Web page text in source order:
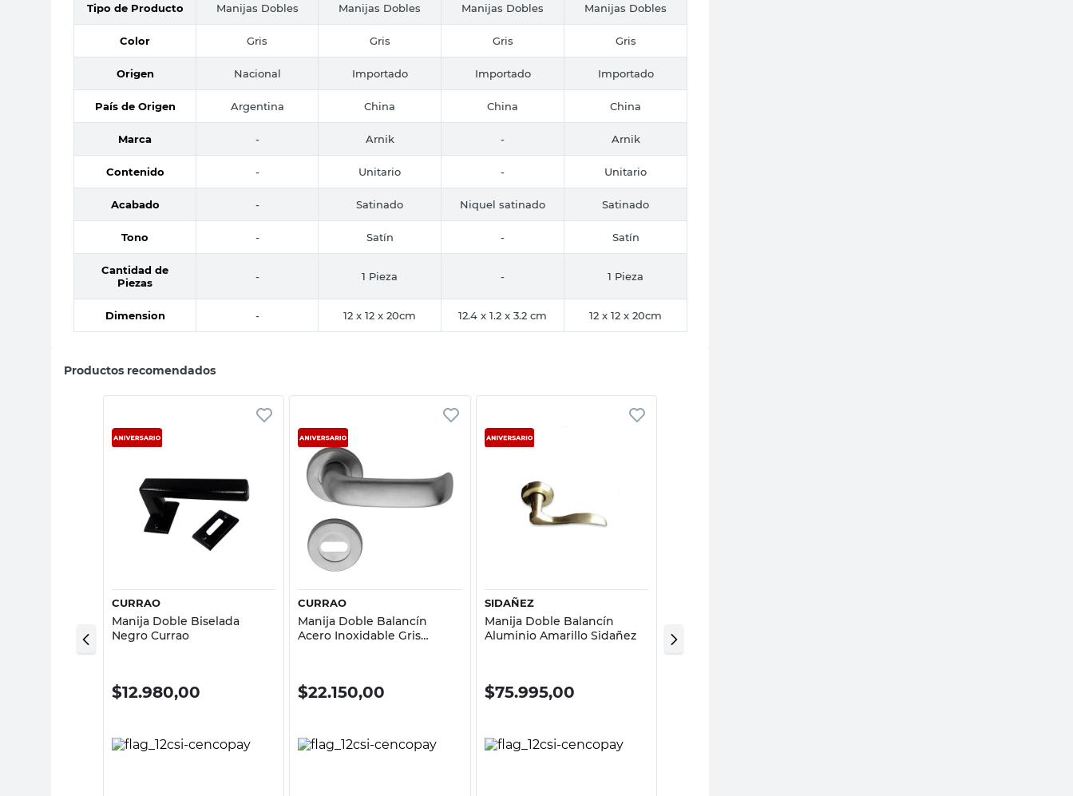
Tipo de Producto Manijas Dobles Manijas Dobles Manijas Dobles Manijas Dobles
Color Gris Gris Gris Gris
Origen Nacional Importado Importado Importado
País de Origen Argentina China China China
Marca - Arnik - Arnik
Contenido - Unitario - Unitario
Acabado - Satinado Niquel satinado Satinado
Tono - Satín - Satín
Cantidad de
Piezas
- 1 Pieza - 1 Pieza
Dimension - 12 x 12 x 20cm 12.4 x 1.2 x 3.2 cm 12 x 12 x 20cm
Productos recomendados
Vista rápida
CURRAO
Manija Doble Biselada
Negro Currao
$12.980,00
Vista rápida
CURRAO
Manija Doble Balancín
Acero Inoxidable Gris
$22.150,00
SIDAÑEZ
Manija Doble Balancín
Aluminio Amarillo Sidañez
$75.995,00
4,5x4,4 Cm Sc Metalurgica